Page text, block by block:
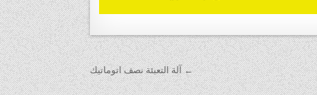
← آلة التعبئة نصف اتوماتيك